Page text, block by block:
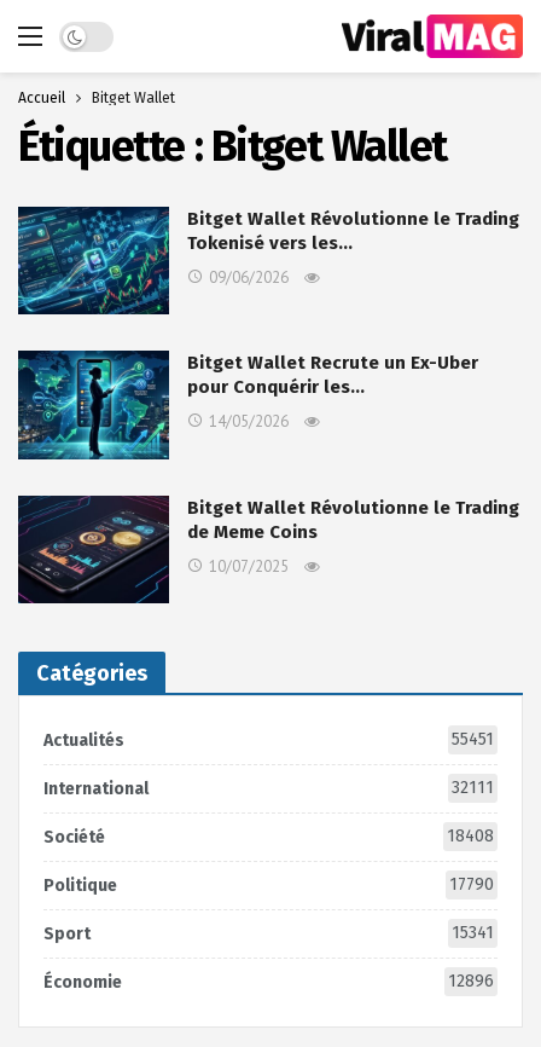
Dark mode
Accueil Bitget Wallet
Étiquette : Bitget Wallet
Bitget Wallet Révolutionne le Trading
Tokenisé vers les…
09/06/2026
Bitget Wallet Recrute un Ex-Uber
pour Conquérir les…
14/05/2026
Bitget Wallet Révolutionne le Trading
de Meme Coins
10/07/2025
Catégories
Actualités 55451
International 32111
Société 18408
Politique 17790
Sport 15341
Économie 12896